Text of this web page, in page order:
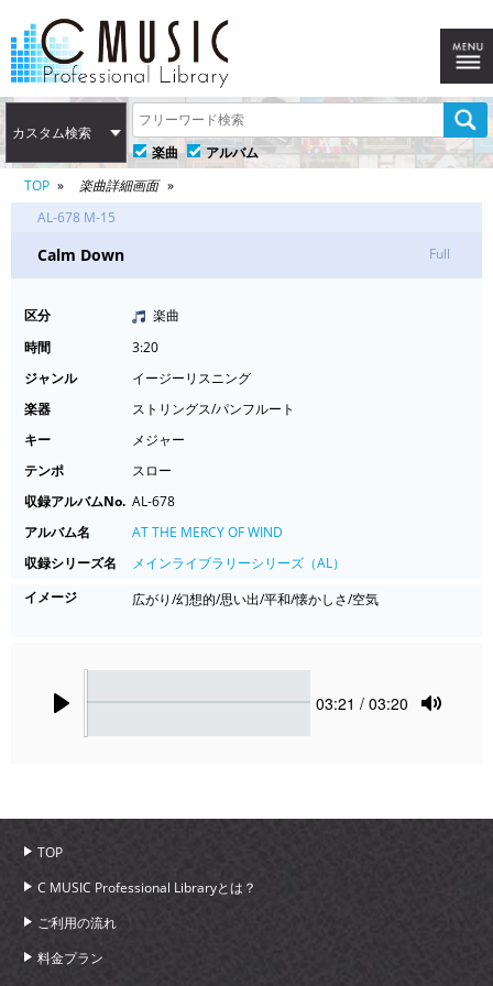
カスタム検索
楽曲
アルバム
TOP
楽曲詳細画面
AL-678 M-15
Calm Down Full
区分
楽曲
時間
3:20
ジャンル
イージーリスニング
楽器
ストリングス/パンフルート
キー
メジャー
テンポ
スロー
収録アルバムNo. AL-678
アルバム名
AT THE MERCY OF WIND
収録シリーズ名
メインライブラリーシリーズ（AL）
イメージ
広がり/幻想的/思い出/平和/懐かしさ/空気
Current
03:21 / 03:20
TOP
C MUSIC Professional Libraryとは？
ご利用の流れ
料金プラン